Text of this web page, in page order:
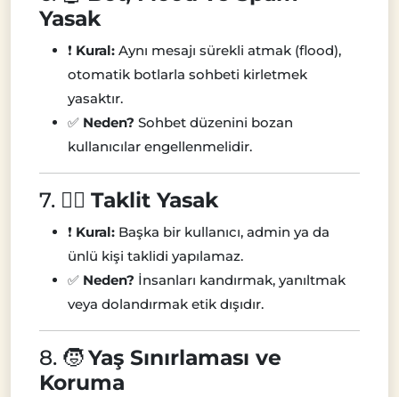
Yasak
❗ Kural: Aynı mesajı sürekli atmak (flood),
otomatik botlarla sohbeti kirletmek
yasaktır.
✅ Neden? Sohbet düzenini bozan
kullanıcılar engellenmelidir.
7. 🕵️‍♂️ Taklit Yasak
❗ Kural: Başka bir kullanıcı, admin ya da
ünlü kişi taklidi yapılamaz.
✅ Neden? İnsanları kandırmak, yanıltmak
veya dolandırmak etik dışıdır.
8. 🧒Yaş Sınırlaması ve
Koruma